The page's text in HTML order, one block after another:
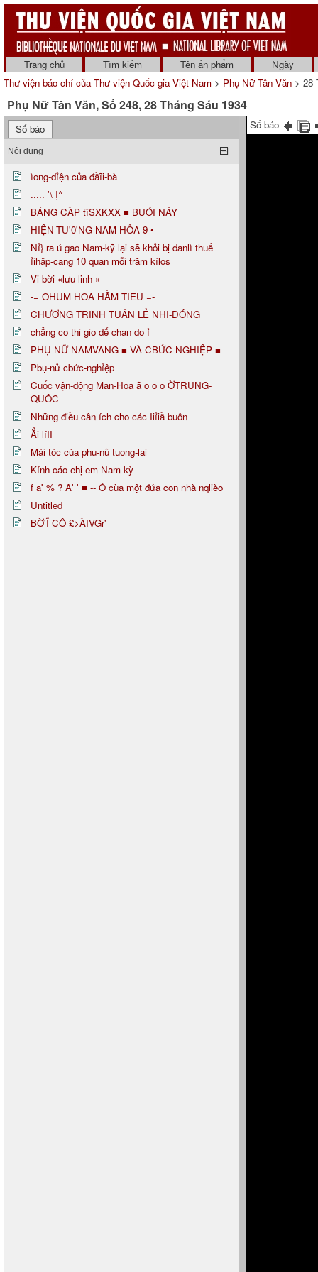
Trang chủ Tìm kiếm Tên ấn phẩm
Ngày
Thư viện báo chí của Thư viện Quốc gia Việt Nam > Phụ Nữ Tân Văn > 28
Phụ Nữ Tân Văn, Số 248, 28 Tháng Sáu 1934
Số báo
Nội dung
ìong-dỉện của đầĩi-bà
..... '\ Ị^
BÁNG CÀP tĩSXKXX ■ BUÓI NÁY
HIỆN-TU'0'NG NAM-HỎA 9 •
Nỉ} ra ú gao Nam-kỹ lại sẽ khỏi bị danlì thuế
ỉihâp-cang 10 quan mỗi trăm kílos
Vi bời «lưu-linh »
-= OHÙM HOA HẰM TIEU =-
CHƯƠNG TRINH TUÁN LẺ NHI-ĐÓNG
chẳng co thi gio dế chan do ỉ
PHỤ-NỮ NAMVANG ■ VÀ CBỨC-NGHIỆP ■
Pbụ-nử cbức-nghỉệp
Cuốc vận-dộng Man-Hoa ã o o o ỜTRUNG-
QUỒC
Những điều cân ích cho các Iiỉiầ buôn
Ẳi líII
Mái tóc cùa phu-nũ tuong-lai
Kính cáo ehị em Nam kỳ
f a' % ? A' ' ■ -- Ó cùa một đứa con nhà nqlièo
Untitled
BỜ'Ĩ CÔ £>ÀIVGr'
Số báo